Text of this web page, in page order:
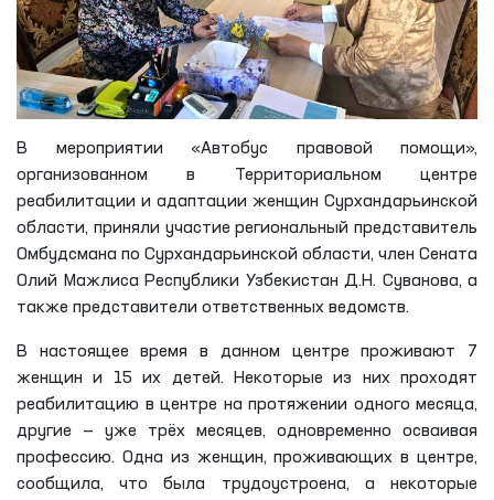
В мероприятии «Автобус правовой помощи»,
организованном в Территориальном центре
реабилитации и адаптации женщин Сурхандарьинской
области, приняли участие региональный представитель
Омбудсмана по Сурхандарьинской области, член Сената
Олий Мажлиса Республики Узбекистан Д.Н. Суванова, а
также представители ответственных ведомств.
В настоящее время в данном центре проживают 7
женщин и 15 их детей. Некоторые из них проходят
реабилитацию в центре на протяжении одного месяца,
другие — уже трёх месяцев, одновременно осваивая
профессию. Одна из женщин, проживающих в центре,
сообщила, что была трудоустроена, а некоторые